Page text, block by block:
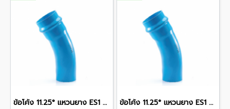
ข้อโค้ง 11.25° แหวนยาง ES1 SCG ขนาด 400 มม. (16 นิ้ว ) ชั้น 13.5 ข้อโค้ง 11.25° แหวนยาง ES1 SCG ขนาด 250 มม. (10 นิ้ว ) ชั้น 13.5